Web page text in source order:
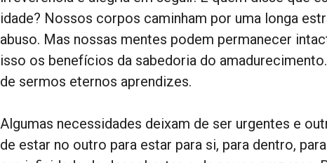
idade? Nossos corpos caminham por uma longa
abuso. Mas nossas mentes podem permanecer
isso os benefícios da sabedoria do
de sermos eternos aprendizes.
Algumas necessidades deixam de ser urgentes e
de estar no outro para estar para si, para dentro,